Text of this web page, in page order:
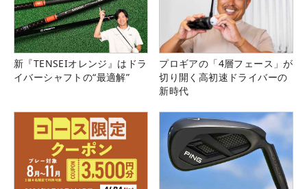
新『TENSEIオレンジ』はドラ
イバーシャフトの“最適解”
プロギアの「4層フェース」が
切り開く高初速ドライバーの
新時代